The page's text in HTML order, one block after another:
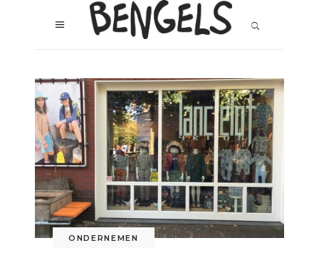
ONDERNEMEN